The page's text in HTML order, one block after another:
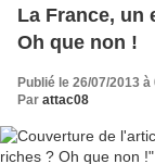
La France, un
Oh que non !
Publié le 26/07/2013 à
Par attac08